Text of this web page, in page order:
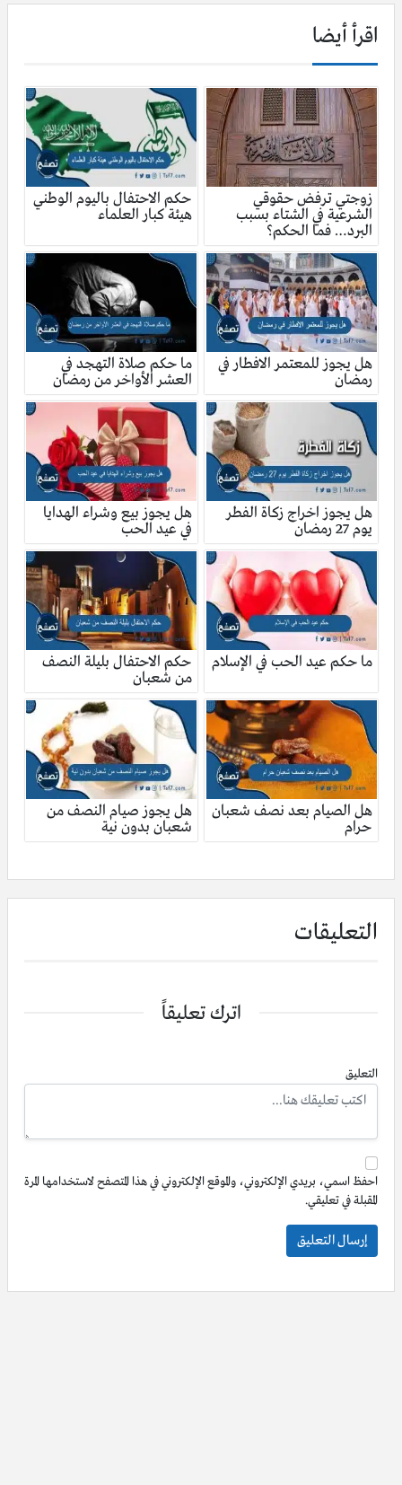
اقرأ أيضا
زوجتي ترفض حقوقي
الشرعية في الشتاء بسبب
البرد… فما الحكم؟
حكم الاحتفال باليوم الوطني
هيئة كبار العلماء
هل يجوز للمعتمر الافطار في
رمضان
ما حكم صلاة التهجد في
العشر الأواخر من رمضان
هل يجوز اخراج زكاة الفطر
يوم 27 رمضان
هل يجوز بيع وشراء الهدايا
في عيد الحب
ما حكم عيد الحب في الإسلام
حكم الاحتفال بليلة النصف
من شعبان
هل الصيام بعد نصف شعبان
حرام
هل يجوز صيام النصف من
شعبان بدون نية
التعليقات
اترك تعليقاً
التعليق
احفظ اسمي، بريدي الإلكتروني، والموقع الإلكتروني في هذا المتصفح لاستخدامها المرة
المقبلة في تعليقي.